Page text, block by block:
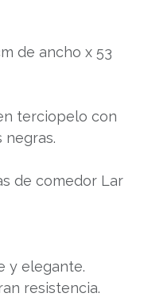
de ancho x 53
terciopelo con
de comedor Lar
y elegante.
resistencia.